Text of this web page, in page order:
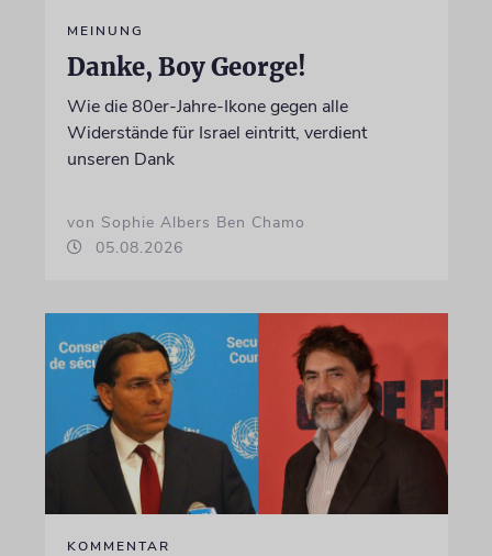
MEINUNG
Danke, Boy George!
Wie die 80er-Jahre-Ikone gegen alle
Widerstände für Israel eintritt, verdient
unseren Dank
von Sophie Albers Ben Chamo
05.08.2026
KOMMENTAR